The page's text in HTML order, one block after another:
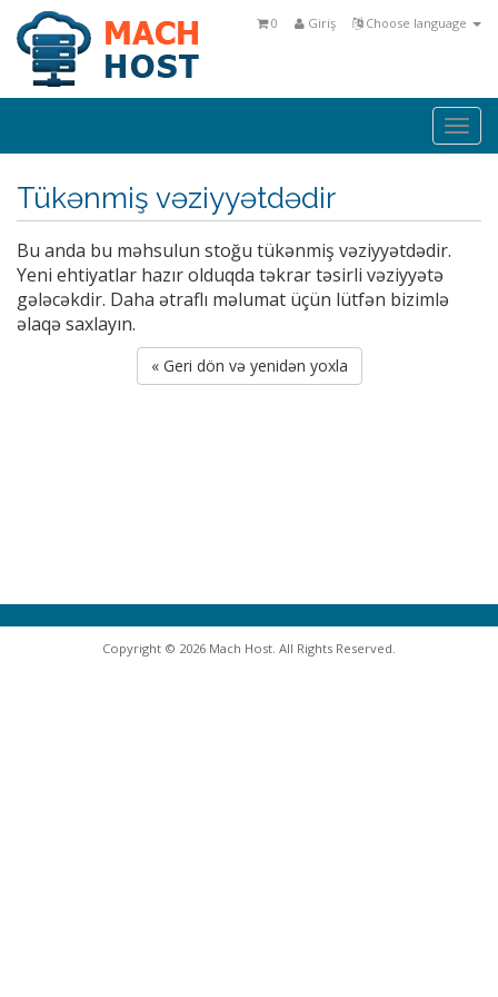
Choose language
Giriş
0
Tükənmiş vəziyyətdədir
Bu anda bu məhsulun stoğu tükənmiş vəziyyətdədir.
Yeni ehtiyatlar hazır olduqda təkrar təsirli vəziyyətə
gələcəkdir. Daha ətraflı məlumat üçün lütfən bizimlə
əlaqə saxlayın.
« Geri dön və yenidən yoxla
Copyright © 2026 Mach Host. All Rights Reserved.